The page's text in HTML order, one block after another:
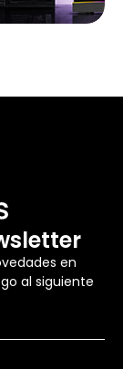
en
al siguiente